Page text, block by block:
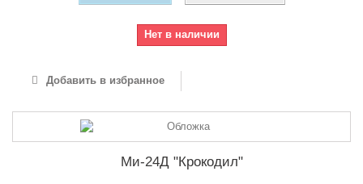
Нет в наличии
Добавить в избранное
Ми-24Д "Крокодил"